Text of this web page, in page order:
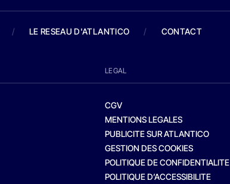
/ LE RESEAU D'ATLANTICO / CONTACT
LEGAL
CGV
MENTIONS LEGALES
PUBLICITE SUR ATLANTICO
GESTION DES COOKIES
POLITIQUE DE CONFIDENTIALITE
POLITIQUE D’ACCESSIBILITE